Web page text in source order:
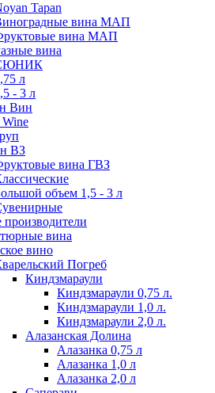
Tapan
вина МАП
вина МАП
вина
л
- 3 л
Вин
ВЗ
вина ГВЗ
объем 1,5 - 3 л
производители
вина
вино
Погреб
Киндзмараули
Киндзмараули 0,75 л.
Киндзмараули 1,0 л.
Киндзмараули 2,0 л.
Алазанская Долина
Алазанка 0,75 л
Алазанка 1,0 л
Алазанка 2,0 л